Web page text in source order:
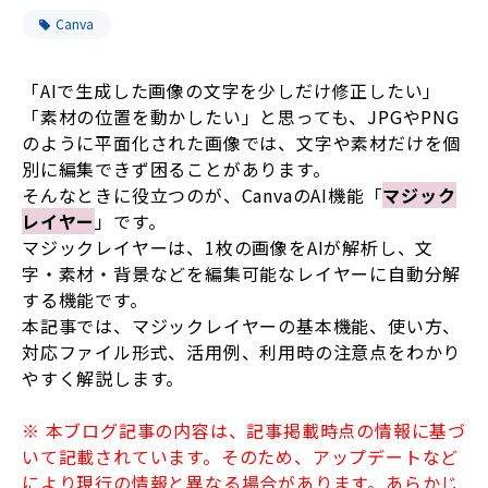
Canva
「AIで生成した画像の文字を少しだけ修正したい」
「素材の位置を動かしたい」と思っても、JPGやPNG
のように平面化された画像では、文字や素材だけを個
別に編集できず困ることがあります。
そんなときに役立つのが、CanvaのAI機能「マジック
レイヤー 」です。
マジックレイヤーは、1枚の画像をAIが解析し、文
字・素材・背景などを編集可能なレイヤーに自動分解
する機能です。
本記事では、マジックレイヤーの基本機能、使い方、
対応ファイル形式、活用例、利用時の注意点をわかり
やすく解説します。
※ 本ブログ記事の内容は、記事掲載時点の情報に基づ
いて記載されています。そのため、アップデートなど
により現行の情報と異なる場合があります。あらかじ